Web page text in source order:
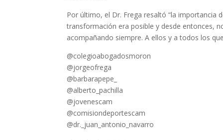
Por último, el Dr. Frega resaltó “la importancia
transformación era posible y desde entonces,
acompañando siempre. A ellos y a todos los
@colegioabogadosmoron
@jorgeofrega
@barbarapepe_
@alberto_pachilla
@jovenescam
@comisiondeportescam
@dr._juan_antonio_navarro